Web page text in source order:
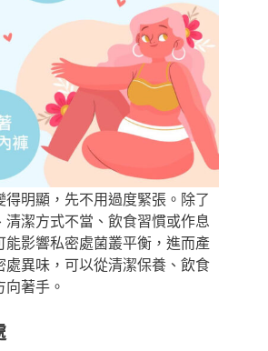
明顯，先不用過度緊張。除了
清潔方式不當、飲食習慣或作息
能影響私密處菌叢平衡，進而產
處異味，可以從清潔保養、飲食
著手。